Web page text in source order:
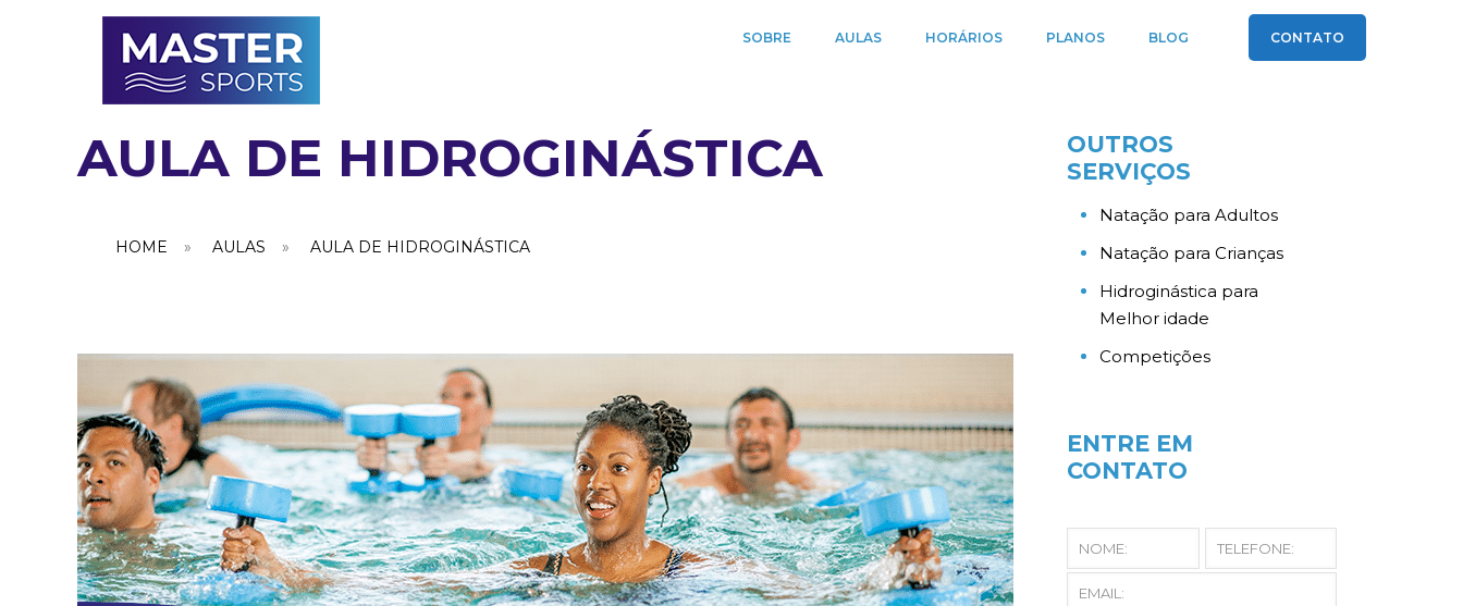
SOBRE AULAS HORÁRIOS PLANOS BLOG CONTATO
AULA DE HIDROGINÁSTICA
HOME » AULAS » AULA DE HIDROGINÁSTICA
OUTROS
SERVIÇOS
Natação para Adultos
Natação para Crianças
Hidroginástica para
Melhor idade
Competições
ENTRE EM
CONTATO